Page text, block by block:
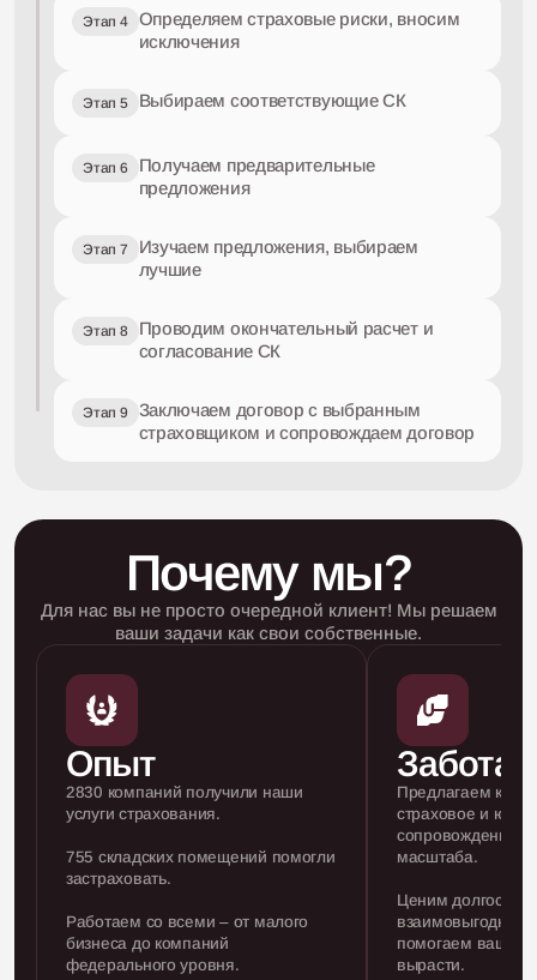
Этап 4
Определяем страховые риски, вносим
исключения
Этап 5 Выбираем соответствующие СК
Этап 6
Получаем предварительные
предложения
Этап 7
Изучаем предложения, выбираем
лучшие
Этап 8
Проводим окончательный расчет и
согласование СК
Этап 9
Заключаем договор с выбранным
страховщиком и сопровождаем договор
Почему мы?
Для нас вы не просто очередной клиент! Мы решаем
ваши задачи как свои собственные.
Опыт
2830 компаний получили наши
услуги страхования.
755 складских помещений помогли
застраховать.
Работаем со всеми – от малого
бизнеса до компаний
федерального уровня.
Забота
Предлагаем
страховое и
сопровождение
масштаба.
Ценим
взаимовыгодные
помогаем вашему
вырасти.